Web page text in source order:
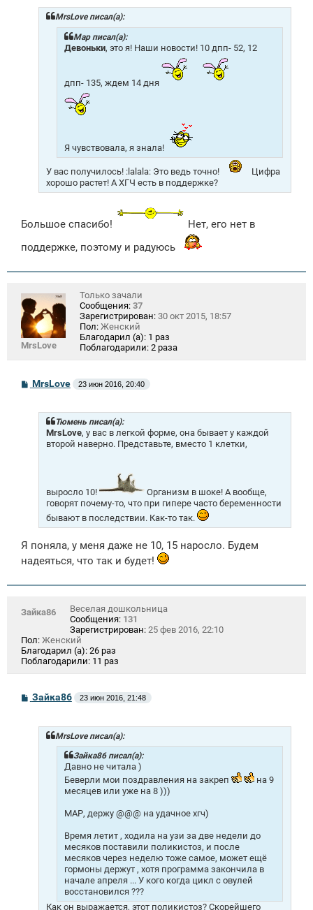
б
щ
е
н
и
MrsLove писал(а):
Mар писал(а):
Девоньки, это я! Наши новости! 10 дпп- 52, 12
дпп- 135, ждем 14 дня
Я чувствовала, я знала!
У вас получилось! :lalala: Это ведь точно!
Цифра
хорошо растет! А ХГЧ есть в поддержке?
Большое спасибо!
Нет, его нет в
поддержке, поэтому и радуюсь
MrsLove
Только зачали
Сообщения: 37
Зарегистрирован: 30 окт 2015, 18:57
Пол: Женский
Благодарил (а): 1 раз
Поблагодарили: 2 раза
С
о
MrsLove 23 июн 2016, 20:40
Тюмень писал(а):
MrsLove, у вас в легкой форме, она бывает у каждой
второй наверно. Представьте, вместо 1 клетки,
выросло 10!
Организм в шоке! А вообще,
говорят почему-то, что при гипере часто беременности
бывают в последствии. Как-то так.
Я поняла, у меня даже не 10, 15 наросло. Будем
надеяться, что так и будет!
Зайка86
Веселая дошкольница
Сообщения: 131
Зарегистрирован: 25 фев 2016, 22:10
Пол: Женский
Благодарил (а): 26 раз
Поблагодарили: 11 раз
С
о
Зайка86 23 июн 2016, 21:48
MrsLove писал(а):
Зайка86 писал(а):
Давно не читала )
Беверли мои поздравления на закреп
на 9
месяцев или уже на 8 )))
МАР, держу @@@ на удачное хгч)
Время летит , ходила на узи за две недели до
месяков поставили поликистоз, и после
месяков через неделю тоже самое, может ещё
гормоны держут , хотя программа закончила в
начале апреля ... У кого когда цикл с овулей
восстановился ???
Как он выражается, этот поликистоз? Скорейшего